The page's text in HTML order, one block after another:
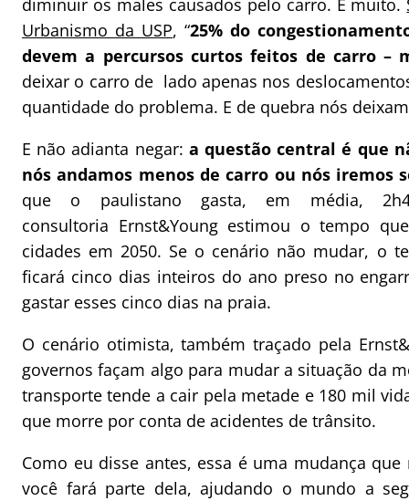
diminuir os males causados pelo carro. E muito.
Urbanismo da USP, “25% do
devem a percursos curtos feitos de carro –
deixar o carro de lado apenas nos
quantidade do problema. E de quebra nós
E não adianta negar: a questão central é que
nós andamos menos de carro ou nós iremos
que o paulistano gasta, em média,
consultoria Ernst&Young estimou o tempo
cidades em 2050. Se o cenário não mudar, o
ficará cinco dias inteiros do ano preso no
gastar esses cinco dias na praia.
O cenário otimista, também traçado pela
governos façam algo para mudar a situação da
transporte tende a cair pela metade e 180 mil
que morre por conta de acidentes de trânsito.
Como eu disse antes, essa é uma mudança
você fará parte dela, ajudando o mundo a